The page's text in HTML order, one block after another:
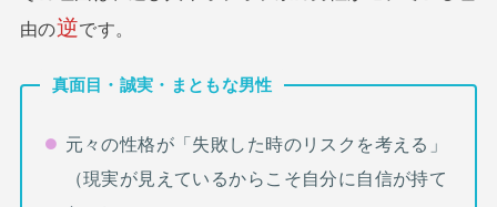
由の逆です。
真面目・誠実・まともな男性
元々の性格が「失敗した時のリスクを考える」
（現実が見えているからこそ自分に自信が持て